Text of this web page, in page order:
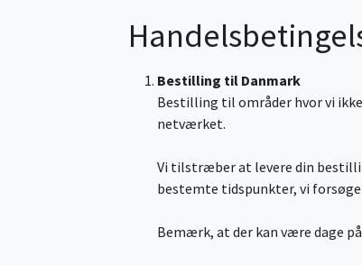
Bestilling til Danmark
Bestilling til områder hvor vi
netværket.
Vi tilstræber at levere din
bestemte tidspunkter, vi
Bemærk, at der kan være dage